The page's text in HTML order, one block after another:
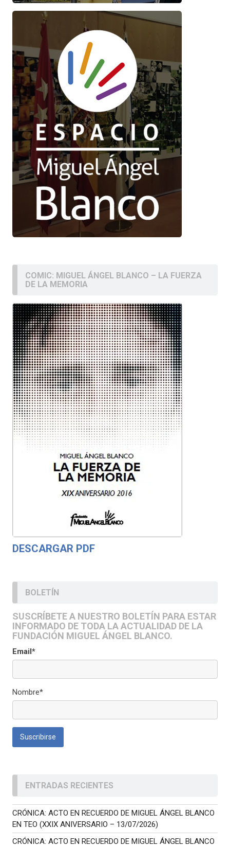
COMIC: MIGUEL ÁNGEL BLANCO – LA FUERZA
DE LA MEMORIA
DESCARGAR PDF
BOLETÍN
SUSCRÍBETE A NUESTRO BOLETÍN PARA ESTAR
INFORMADO DE TODA LA ACTUALIDAD DE LA
FUNDACIÓN MIGUEL ÁNGEL BLANCO.
Email*
Nombre*
ENTRADAS RECIENTES
CRÓNICA: ACTO EN RECUERDO DE MIGUEL ÁNGEL BLANCO
EN TEO (XXIX ANIVERSARIO – 13/07/2026)
CRÓNICA: ACTO EN RECUERDO DE MIGUEL ÁNGEL BLANCO